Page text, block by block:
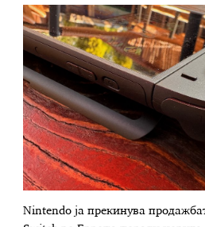
Nintendo ја прекинува